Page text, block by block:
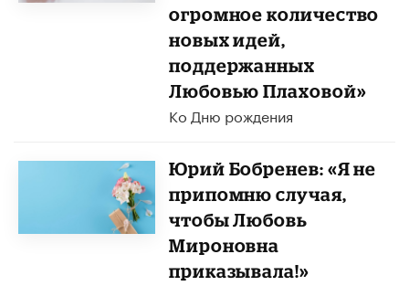
огромное количество
новых идей,
поддержанных
Любовью Плаховой»
Ко Дню рождения
Юрий Бобренев: «Я не
припомню случая,
чтобы Любовь
Мироновна
приказывала!»